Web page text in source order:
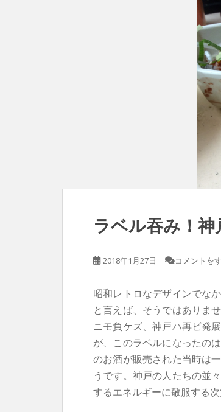
ラベル吞み！
2018年1月27日 コメントを
昭和レトロなデザインでな
と言えば、そうではありま
ニモ負ケズ、神戸ハ再ビ発
が、このラベルになったの
のお酒が販売された当時は
うです。神戸の人たちの並
するエネルギーに敬服する